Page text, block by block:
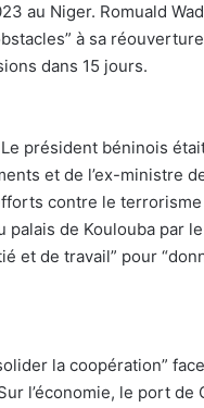
au Niger. Romuald
à sa
dans 15 jours.
président béninois
et de l’ex-ministre
contre le
palais de Koulouba par
et de travail” pour
la coopération”
l’économie, le port de